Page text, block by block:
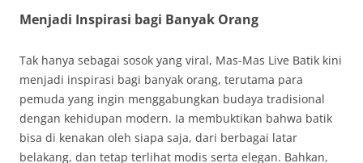
Menjadi Inspirasi bagi Banyak Orang
Tak hanya sebagai sosok yang viral, Mas-Mas Live Batik kini
menjadi inspirasi bagi banyak orang, terutama para
pemuda yang ingin menggabungkan budaya tradisional
dengan kehidupan modern. Ia membuktikan bahwa batik
bisa di kenakan oleh siapa saja, dari berbagai latar
belakang, dan tetap terlihat modis serta elegan. Bahkan,